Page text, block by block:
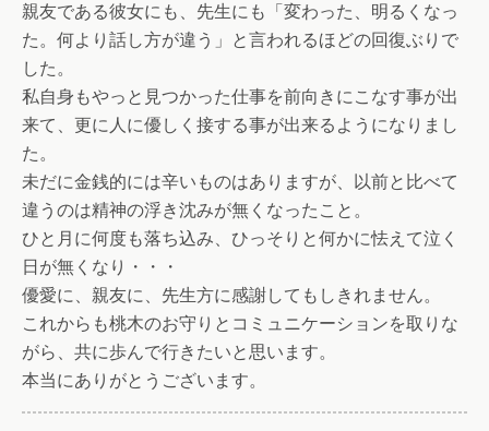
親友である彼女にも、先生にも「変わった、明るくなっ
た。何より話し方が違う」と言われるほどの回復ぶりで
した。
私自身もやっと見つかった仕事を前向きにこなす事が出
来て、更に人に優しく接する事が出来るようになりまし
た。
未だに金銭的には辛いものはありますが、以前と比べて
違うのは精神の浮き沈みが無くなったこと。
ひと月に何度も落ち込み、ひっそりと何かに怯えて泣く
日が無くなり・・・
優愛に、親友に、先生方に感謝してもしきれません。
これからも桃木のお守りとコミュニケーションを取りな
がら、共に歩んで行きたいと思います。
本当にありがとうございます。